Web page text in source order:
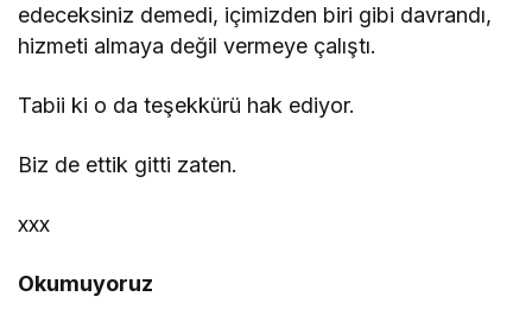
edeceksiniz demedi, içimizden biri gibi davrandı,
hizmeti almaya değil vermeye çalıştı.
Tabii ki o da teşekkürü hak ediyor.
Biz de ettik gitti zaten.
xxx
Okumuyoruz